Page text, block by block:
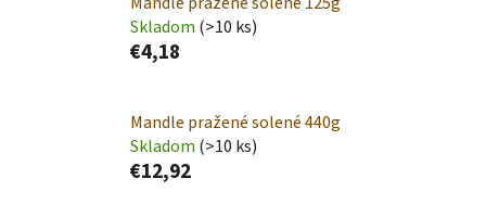
Skladom (>10 ks)
€4,18
Mandle pražené solené 440g
Skladom (>10 ks)
€12,92